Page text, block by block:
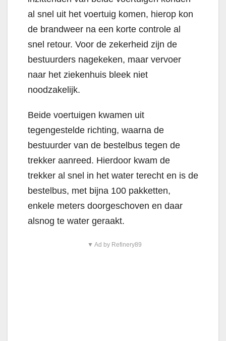
al snel uit het voertuig komen, hierop kon
de brandweer na een korte controle al
snel retour. Voor de zekerheid zijn de
bestuurders nagekeken, maar vervoer
naar het ziekenhuis bleek niet
noodzakelijk.
Beide voertuigen kwamen uit
tegengestelde richting, waarna de
bestuurder van de bestelbus tegen de
trekker aanreed. Hierdoor kwam de
trekker al snel in het water terecht en is de
bestelbus, met bijna 100 pakketten,
enkele meters doorgeschoven en daar
alsnog te water geraakt.
▼ Ad by Refinery89